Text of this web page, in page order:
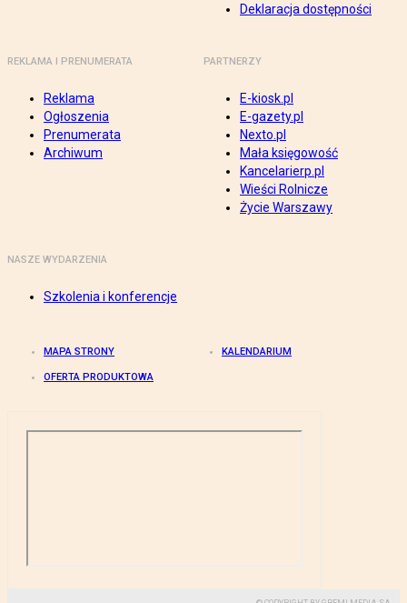
Deklaracja dostępności
REKLAMA I PRENUMERATA
Reklama
Ogłoszenia
Prenumerata
Archiwum
PARTNERZY
E-kiosk.pl
E-gazety.pl
Nexto.pl
Mała księgowość
Kancelarierp.pl
Wieści Rolnicze
Życie Warszawy
NASZE WYDARZENIA
Szkolenia i konferencje
MAPA STRONY KALENDARIUM
OFERTA PRODUKTOWA